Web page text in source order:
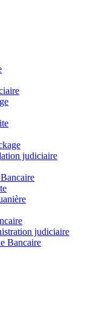
judiciaire
judiciaire
Bancaire